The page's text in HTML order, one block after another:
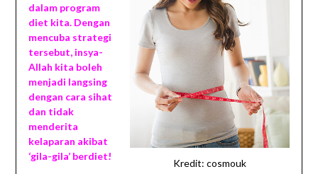
Kredit: cosmouk
dalam program
diet kita. Dengan
mencuba strategi
tersebut, insya-
Allah kita boleh
menjadi langsing
dengan cara sihat
dan tidak
menderita
kelaparan akibat
‘gila-gila’ berdiet!